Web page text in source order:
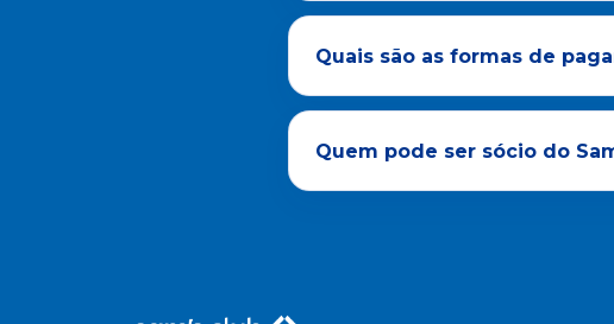
Quais são as formas de
Quem pode ser sócio do